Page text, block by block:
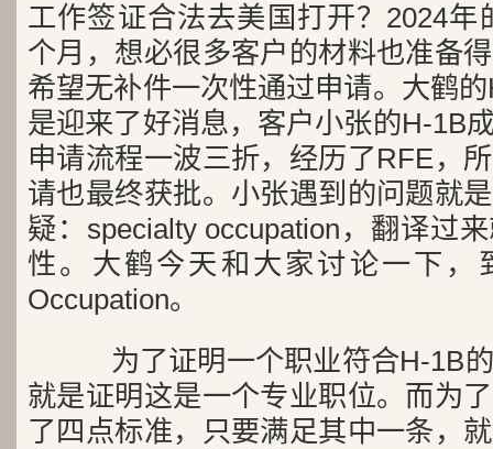
工作签证合法去美国打开？2024年
个月，想必很多客户的材料也准备
希望无补件一次性通过申请。大鹤
是迎来了好消息，客户小张的H-1B
申请流程一波三折，经历了RFE，
请也最终获批。小张遇到的问题就
疑：specialty occupation，翻译过
性。大鹤今天和大家讨论一下，
Occupation。
为了证明一个职业符合H-1B
就是证明这是一个专业职位。而为
了四点标准，只要满足其中一条，